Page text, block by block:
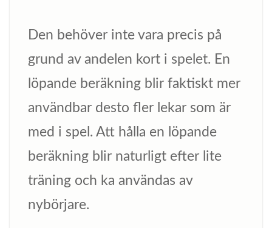
Den behöver inte vara precis på
grund av andelen kort i spelet. En
löpande beräkning blir faktiskt mer
användbar desto fler lekar som är
med i spel. Att hålla en löpande
beräkning blir naturligt efter lite
träning och ka användas av
nybörjare.